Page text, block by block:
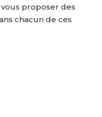
proposer des
chacun de ces